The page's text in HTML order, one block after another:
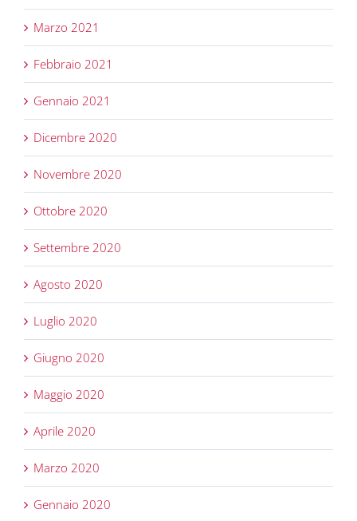
Marzo 2021
Febbraio 2021
Gennaio 2021
Dicembre 2020
Novembre 2020
Ottobre 2020
Settembre 2020
Agosto 2020
Luglio 2020
Giugno 2020
Maggio 2020
Aprile 2020
Marzo 2020
Gennaio 2020